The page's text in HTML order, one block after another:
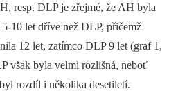
resp. DLP je zřejmé, že AH byla
10 let dříve než DLP, přičemž
12 let, zatímco DLP 9 let (graf 1,
však byla velmi rozlišná, neboť
rozdíl i několika desetiletí.